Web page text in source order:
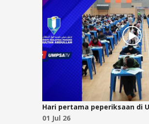
Hari pertama peperiksaan di
01 Jul 26